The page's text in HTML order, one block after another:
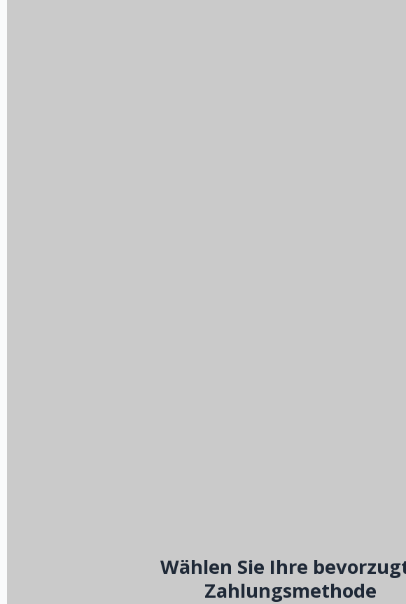
Wählen Sie Ihre
Zahlungsmethode